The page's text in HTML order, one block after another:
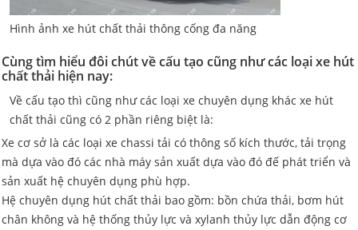
Hình ảnh xe hút chất thải thông cống đa năng
Cùng tìm hiểu đôi chút về cấu tạo cũng như các loại xe hút
chất thải hiện nay:
Về cấu tạo thì cũng như các loại xe chuyên dụng khác xe hút
chất thải cũng có 2 phần riêng biệt là:
Xe cơ sở là các loại xe chassi tải có thông số kích thước, tải trọng
mà dựa vào đó các nhà máy sản xuất dựa vào đó đế phát triển và
sản xuất hệ chuyên dụng phù hợp.
Hệ chuyên dụng hút chất thải bao gồm: bồn chứa thải, bơm hút
chân không và hệ thống thủy lực và xylanh thủy lực dẫn động cơ